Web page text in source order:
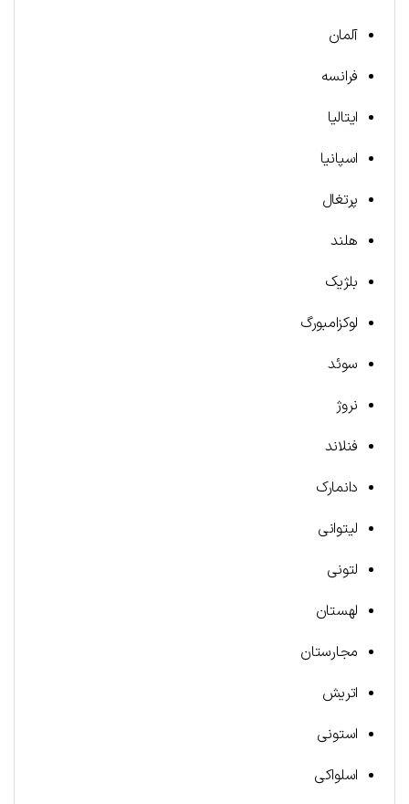
آلمان
فرانسه
ایتالیا
اسپانیا
پرتغال
هلند
بلژیک
لوکزامبورگ
سوئد
نروژ
فنلاند
دانمارک
لیتوانی
لتونی
لهستان
مجارستان
اتریش
استونی
اسلواکی